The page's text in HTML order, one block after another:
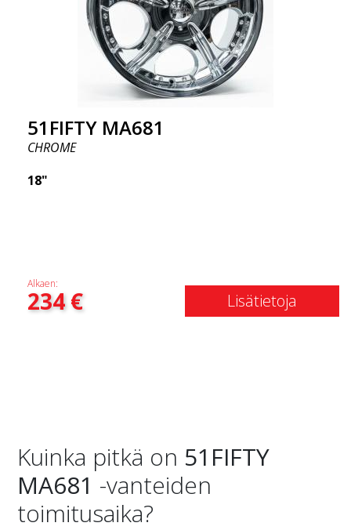
51FIFTY MA681
CHROME
18"
Alkaen:
234€ Lisätietoja
Kuinka pitkä on 51FIFTY
MA681 -vanteiden
toimitusaika?